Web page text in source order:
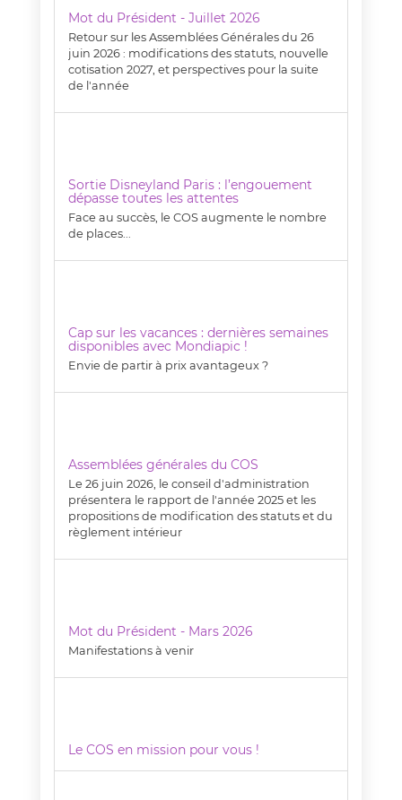
Mot du Président - Juillet 2026
Retour sur les Assemblées Générales du 26
juin 2026 : modifications des statuts, nouvelle
cotisation 2027, et perspectives pour la suite
de l'année
Sortie Disneyland Paris : l’engouement
dépasse toutes les attentes
Face au succès, le COS augmente le nombre
de places...
Cap sur les vacances : dernières semaines
disponibles avec Mondiapic !
Envie de partir à prix avantageux ?
Assemblées générales du COS
Le 26 juin 2026, le conseil d'administration
présentera le rapport de l'année 2025 et les
propositions de modification des statuts et du
règlement intérieur
Mot du Président - Mars 2026
Manifestations à venir
Le COS en mission pour vous !